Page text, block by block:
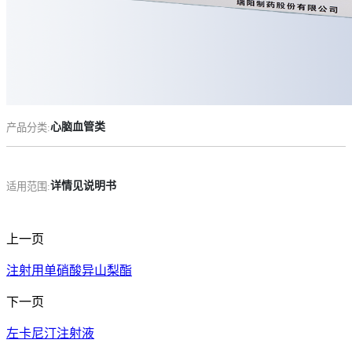
产品分类:心脑血管类
适用范围:详情见说明书
上一页
注射用单硝酸异山梨酯
下一页
左卡尼汀注射液